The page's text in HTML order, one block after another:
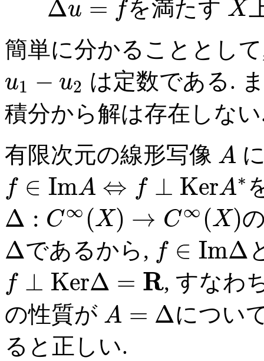
Δu = fを満たす X
簡単に分かることとし
u1 − u2 は定数である.
積分から解は存在しな
有限次元の線形写像 A
f ∈ ImA ⇔ f ⊥ KerA∗
Δ : C∞ (X) → C∞ (X)
Δであるから, f ∈ ImΔ
f ⊥ KerΔ = R, すなわ
の性質が A = Δについ
ると正しい.